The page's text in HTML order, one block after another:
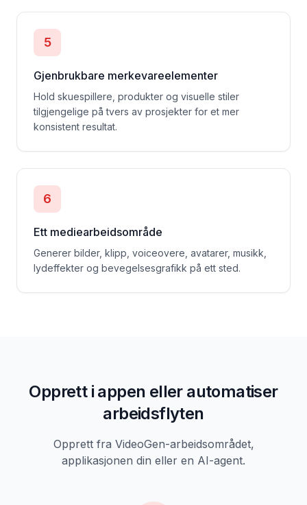
5
Gjenbrukbare merkevareelementer
Hold skuespillere, produkter og visuelle stiler
tilgjengelige på tvers av prosjekter for et mer
konsistent resultat.
6
Ett mediearbeidsområde
Generer bilder, klipp, voiceovere, avatarer, musikk,
lydeffekter og bevegelsesgrafikk på ett sted.
Opprett i appen eller automatiser
arbeidsflyten
Opprett fra VideoGen-arbeidsområdet,
applikasjonen din eller en AI-agent.